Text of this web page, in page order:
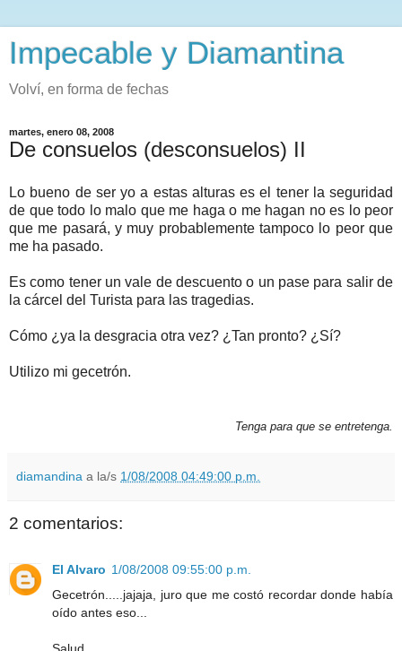
Impecable y Diamantina
Volví, en forma de fechas
martes, enero 08, 2008
De consuelos (desconsuelos) II
Lo bueno de ser yo a estas alturas es el tener la seguridad
de que todo lo malo que me haga o me hagan no es lo peor
que me pasará, y muy probablemente tampoco lo peor que
me ha pasado.
Es como tener un vale de descuento o un pase para salir de
la cárcel del Turista para las tragedias.
Cómo ¿ya la desgracia otra vez? ¿Tan pronto? ¿Sí?
Utilizo mi gecetrón.
Tenga para que se entretenga.
diamandina a la/s 1/08/2008 04:49:00 p.m.
2 comentarios:
El Alvaro 1/08/2008 09:55:00 p.m.
Gecetrón.....jajaja, juro que me costó recordar donde había
oído antes eso...